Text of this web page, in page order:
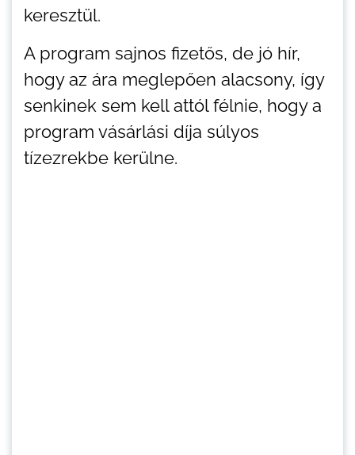
keresztül.
A program sajnos fizetős, de jó hír,
hogy az ára meglepően alacsony, így
senkinek sem kell attól félnie, hogy a
program vásárlási díja súlyos
tízezrekbe kerülne.